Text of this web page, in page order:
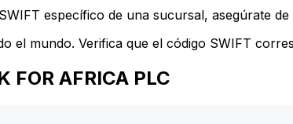
específico de una sucursal, asegúrate
el mundo. Verifica que el código SWIFT
FOR AFRICA PLC